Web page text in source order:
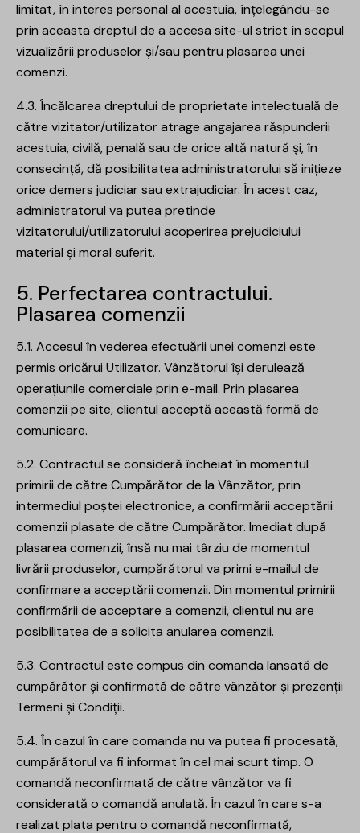
limitat, în interes personal al acestuia, înțelegându-se
prin aceasta dreptul de a accesa site-ul strict în scopul
vizualizării produselor și/sau pentru plasarea unei
comenzi.
4.3. Încălcarea dreptului de proprietate intelectuală de
către vizitator/utilizator atrage angajarea răspunderii
acestuia, civilă, penală sau de orice altă natură și, în
consecință, dă posibilitatea administratorului să inițieze
orice demers judiciar sau extrajudiciar. În acest caz,
administratorul va putea pretinde
vizitatorului/utilizatorului acoperirea prejudiciului
material și moral suferit.
5. Perfectarea contractului.
Plasarea comenzii
5.1. Accesul în vederea efectuării unei comenzi este
permis oricărui Utilizator. Vânzătorul își derulează
operațiunile comerciale prin e-mail. Prin plasarea
comenzii pe site, clientul acceptă această formă de
comunicare.
5.2. Contractul se consideră încheiat în momentul
primirii de către Cumpărător de la Vânzător, prin
intermediul poștei electronice, a confirmării acceptării
comenzii plasate de către Cumpărător. Imediat după
plasarea comenzii, însă nu mai târziu de momentul
livrării produselor, cumpărătorul va primi e-mailul de
confirmare a acceptării comenzii. Din momentul primirii
confirmării de acceptare a comenzii, clientul nu are
posibilitatea de a solicita anularea comenzii.
5.3. Contractul este compus din comanda lansată de
cumpărător și confirmată de către vânzător și prezenții
Termeni și Condiții.
5.4. În cazul în care comanda nu va putea fi procesată,
cumpărătorul va fi informat în cel mai scurt timp. O
comandă neconfirmată de către vânzător va fi
considerată o comandă anulată. În cazul în care s-a
realizat plata pentru o comandă neconfirmată,